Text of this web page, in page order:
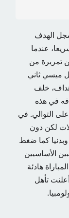
الهدف
عندما
تمريرة من
ميسي ثاني
تاريخ المنتخبات برصيد 109 أهداف، خلف
أهدافه في هذه
التوالي. في
لكن دون
كما ضغط
الأساسيين
هادئة
تأهل